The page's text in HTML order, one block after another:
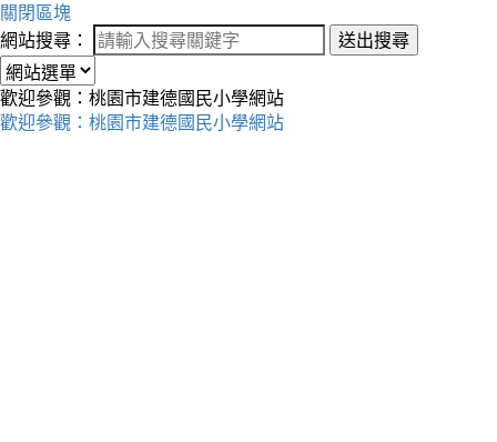
關閉區塊
網站搜尋：
送出搜尋
歡迎參觀：桃園市建德國民小學網站
歡迎參觀：桃園市建德國民小學網站